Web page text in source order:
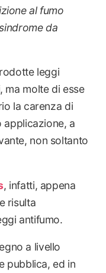
al fumo
da
leggi
ma molte di esse
la carenza di
applicazione, a
non soltanto
, infatti, appena
risulta
antifumo.
a livello
pubblica, ed in